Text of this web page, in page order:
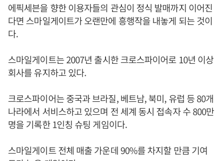
에픽세븐을 향한 이용자들의 관심이 정식 발매까지 이어진
다면 스마일게이트가 오랜만에 흥행작을 내놓게 되는 것이
다.
스마일게이트는 2007년 출시한 크로스파이어로 10년 이상
회사를 유지하고 있다.
크로스파이어는 중국과 브라질, 베트남, 북미, 유럽 등 80개
나라에서 서비스하고 있으며 전 세계 동시 접속자 수 800만
명을 기록한 1인칭 슈팅 게임이다.
스마일게이트 전체 매출 가운데 90%를 차지할 만큼 기여